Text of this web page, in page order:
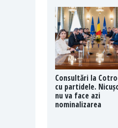
Consultări la
cu partidele.
nu va face azi
nominalizarea